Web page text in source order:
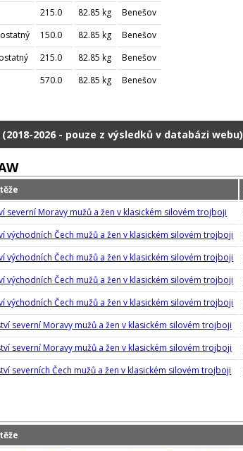
215.0 82.85 kg
Benešov
150.0 82.85 kg
Benešov
215.0 82.85 kg
Benešov
570.0 82.85 kg Benešov
2026 - pouze z výsledků v databázi webu)
severní Moravy mužů a žen v klasickém silovém trojboji
východních Čech mužů a žen v klasickém silovém trojboji
východních Čech mužů a žen v klasickém silovém trojboji
východních Čech mužů a žen v klasickém silovém trojboji
východních Čech mužů a žen v klasickém silovém trojboji
severní Moravy mužů a žen v klasickém silovém trojboji
severní Moravy mužů a žen v klasickém silovém trojboji
severních Čech mužů a žen v klasickém silovém trojboji